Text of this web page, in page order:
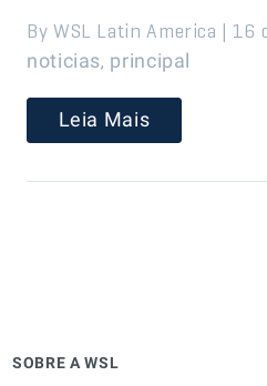
By WSL Latin America | 16
noticias, principal
Leia Mais
SOBRE A WSL